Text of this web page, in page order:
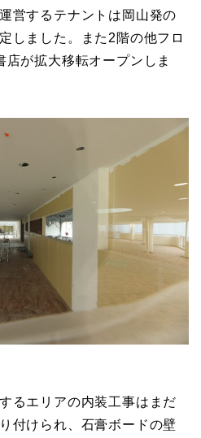
営するテナントは岡山発の
しました。また2階の他フロ
が拡大移転オープンしま
るエリアの内装工事はまだ
付けられ、石膏ボードの壁